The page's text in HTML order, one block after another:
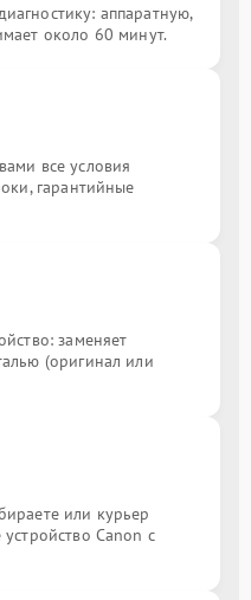
аппаратную,
около 60 минут.
все условия
гарантийные
заменяет
(оригинал или
или курьер
Canon с